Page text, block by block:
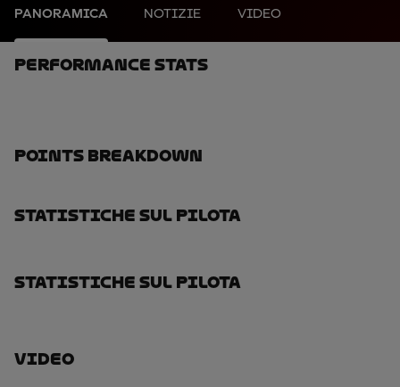
PANORAMICA NOTIZIE VIDEO
Performance Stats
Points Breakdown
Statistiche Sul Pilota
Statistiche Sul Pilota
Video